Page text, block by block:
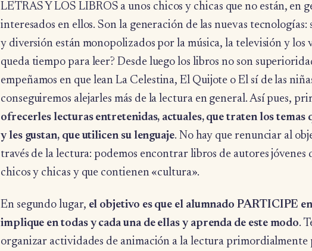
LETRAS Y LOS LIBROS a unos chicos y chicas que no están, en
interesados en ellos. Son la generación de las nuevas
y diversión están monopolizados por la música, la televisión y los
queda tiempo para leer? Desde luego los libros no son
empeñamos en que lean La Celestina, El Quijote o El sí de las
conseguiremos alejarles más de la lectura en general. Así pues,
ofrecerles lecturas entretenidas, actuales, que traten los temas
y les gustan, que utilicen su lenguaje. No hay que renunciar al
través de la lectura: podemos encontrar libros de autores jóvenes
chicos y chicas y que contienen «cultura».
En segundo lugar, el objetivo es que el alumnado PARTICIPE
implique en todas y cada una de ellas y aprenda de este modo.
organizar actividades de animación a la lectura primordialmente